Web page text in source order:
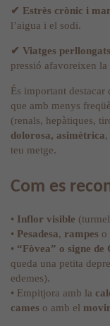
✔ Estrès crònic i
l’aigua i el sodi.
✔ Viatges perllongats
pressió afavoreixen
És important destacar
que amb menys
(renals, hepàtiques,
dolorosa, asimètrica,
teu metge.
Com es
• Inflor visible
• Pesadesa, rampes o
• “Fòvea” o signe de
queda una petita
edemes).
• Empitjora amb la
cames o amb el